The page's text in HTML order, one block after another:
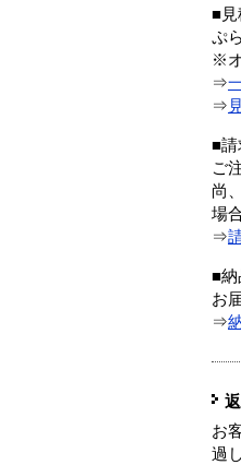
■見
ぷ
※
⇒
⇒
■請
ご
尚
場
⇒
■納
お
⇒
お
過